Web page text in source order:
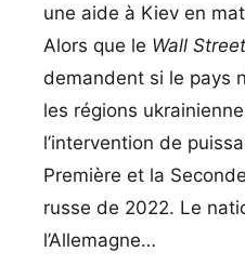
une aide à Kiev en
Alors que le Wall
demandent si le pays
les régions
l’intervention de
Première et la
russe de 2022. Le
l’Allemagne…